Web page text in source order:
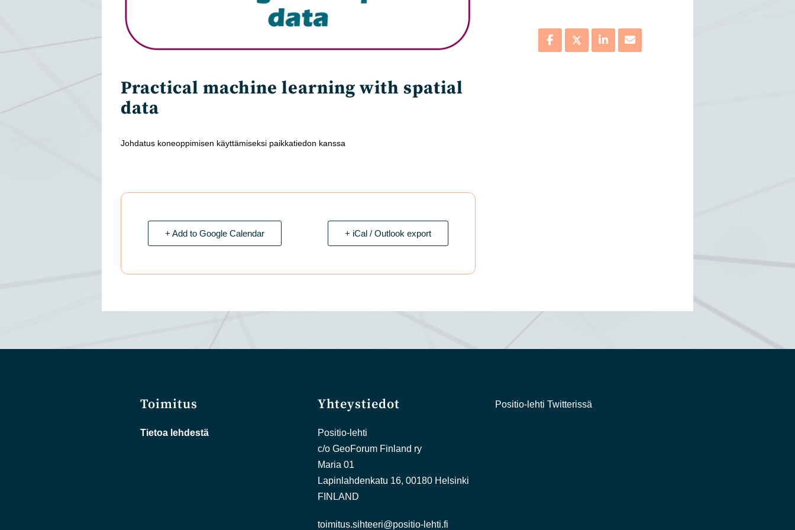
Practical machine learning with spatial
data
Johdatus koneoppimisen käyttämiseksi paikkatiedon kanssa
+ Add to Google Calendar + iCal / Outlook export
Toimitus
Tietoa lehdestä
Yhteystiedot
Positio-lehti
c/o GeoForum Finland ry
Maria 01
Lapinlahdenkatu 16, 00180 Helsinki
FINLAND
toimitus.sihteeri@positio-lehti.fi
Positio-lehti Twitterissä